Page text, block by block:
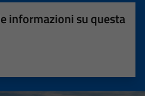
informazioni su questa
su 5
5